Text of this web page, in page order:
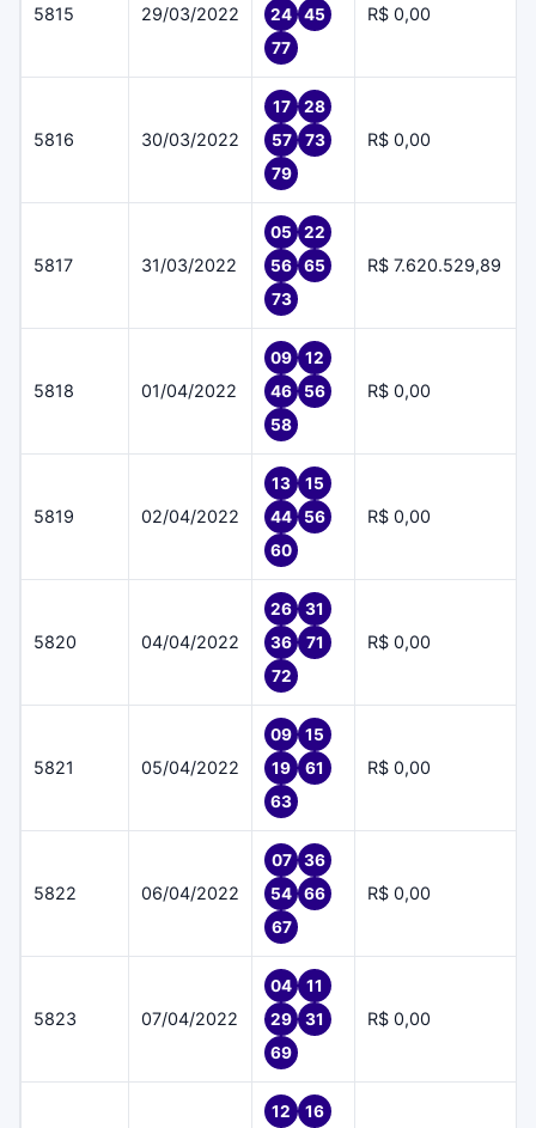
5815 29/03/2022
24
45
77
R$ 0,00
5816 30/03/2022
17
28
57
73
79
R$ 0,00
5817 31/03/2022
05
22
56
65
73
R$ 7.620.529,89
5818 01/04/2022
09
12
46
56
58
R$ 0,00
5819 02/04/2022
13
15
44
56
60
R$ 0,00
5820 04/04/2022
26
31
36
71
72
R$ 0,00
5821 05/04/2022
09
15
19
61
63
R$ 0,00
5822 06/04/2022
07
36
54
66
67
R$ 0,00
5823 07/04/2022
04
11
29
31
69
R$ 0,00
12
16